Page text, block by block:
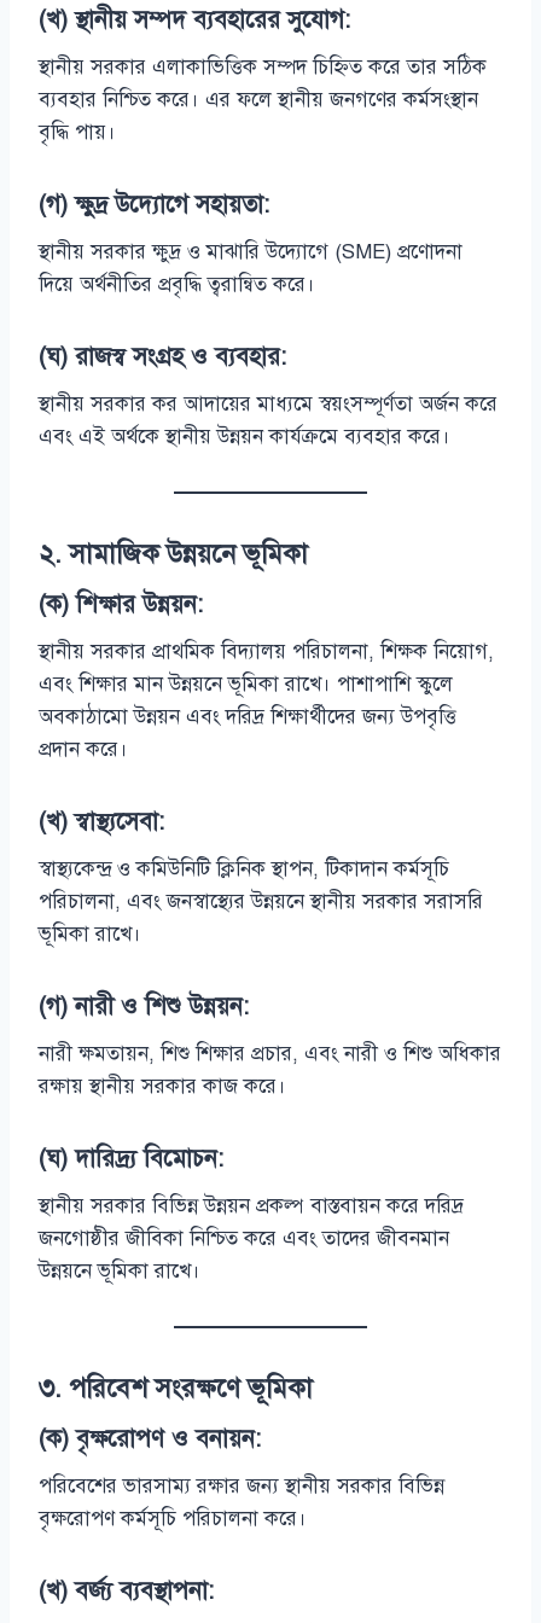
(খ) স্থানীয় সম্পদ ব্যবহারের সুযোগ:
স্থানীয় সরকার এলাকাভিত্তিক সম্পদ চিহ্নিত করে তার সঠিক
ব্যবহার নিশ্চিত করে। এর ফলে স্থানীয় জনগণের কর্মসংস্থান
বৃদ্ধি পায়।
(গ) ক্ষুদ্র উদ্যোগে সহায়তা:
স্থানীয় সরকার ক্ষুদ্র ও মাঝারি উদ্যোগে (SME) প্রণোদনা
দিয়ে অর্থনীতির প্রবৃদ্ধি ত্বরান্বিত করে।
(ঘ) রাজস্ব সংগ্রহ ও ব্যবহার:
স্থানীয় সরকার কর আদায়ের মাধ্যমে স্বয়ংসম্পূর্ণতা অর্জন করে
এবং এই অর্থকে স্থানীয় উন্নয়ন কার্যক্রমে ব্যবহার করে।
২.সামাজিক উন্নয়নে ভূমিকা
(ক) শিক্ষার উন্নয়ন:
স্থানীয় সরকার প্রাথমিক বিদ্যালয় পরিচালনা, শিক্ষক নিয়োগ,
এবং শিক্ষার মান উন্নয়নে ভূমিকা রাখে। পাশাপাশি স্কুলে
অবকাঠামো উন্নয়ন এবং দরিদ্র শিক্ষার্থীদের জন্য উপবৃত্তি
প্রদান করে।
(খ) স্বাস্থ্যসেবা:
স্বাস্থ্যকেন্দ্র ও কমিউনিটি ক্লিনিক স্থাপন, টিকাদান কর্মসূচি
পরিচালনা, এবং জনস্বাস্থ্যের উন্নয়নে স্থানীয় সরকার সরাসরি
ভূমিকা রাখে।
(গ) নারী ও শিশু উন্নয়ন:
নারী ক্ষমতায়ন, শিশু শিক্ষার প্রচার, এবং নারী ও শিশু অধিকার
রক্ষায় স্থানীয় সরকার কাজ করে।
(ঘ) দারিদ্র্য বিমোচন:
স্থানীয় সরকার বিভিন্ন উন্নয়ন প্রকল্প বাস্তবায়ন করে দরিদ্র
জনগোষ্ঠীর জীবিকা নিশ্চিত করে এবং তাদের জীবনমান
উন্নয়নে ভূমিকা রাখে।
৩. পরিবেশ সংরক্ষণে ভূমিকা
(ক) বৃক্ষরোপণ ও বনায়ন:
পরিবেশের ভারসাম্য রক্ষার জন্য স্থানীয় সরকার বিভিন্ন
বৃক্ষরোপণ কর্মসূচি পরিচালনা করে।
(খ) বর্জ্য ব্যবস্থাপনা: